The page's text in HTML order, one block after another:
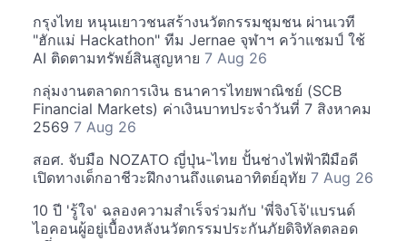
กรุงไทย หนุนเยาวชนสร้างนวัตกรรมชุมชน ผ่านเวที
"ฮักแม่ Hackathon" ทีม Jernae จุฬาฯ คว้าแชมป์ ใช้
AI ติดตามทรัพย์สินสูญหาย 7 Aug 26
กลุ่มงานตลาดการเงิน ธนาคารไทยพาณิชย์ (SCB
Financial Markets) ค่าเงินบาทประจำวันที่ 7 สิงหาคม
2569 7 Aug 26
สอศ. จับมือ NOZATO ญี่ปุ่น-ไทย ปั้นช่างไฟฟ้าฝีมือดี
เปิดทางเด็กอาชีวะฝึกงานถึงแดนอาทิตย์อุทัย 7 Aug 26
10 ปี 'รู้ใจ' ฉลองความสำเร็จร่วมกับ 'พี่จิงโจ้'แบรนด์
ไอคอนผู้อยู่เบื้องหลังนวัตกรรมประกันภัยดิจิทัลตลอด